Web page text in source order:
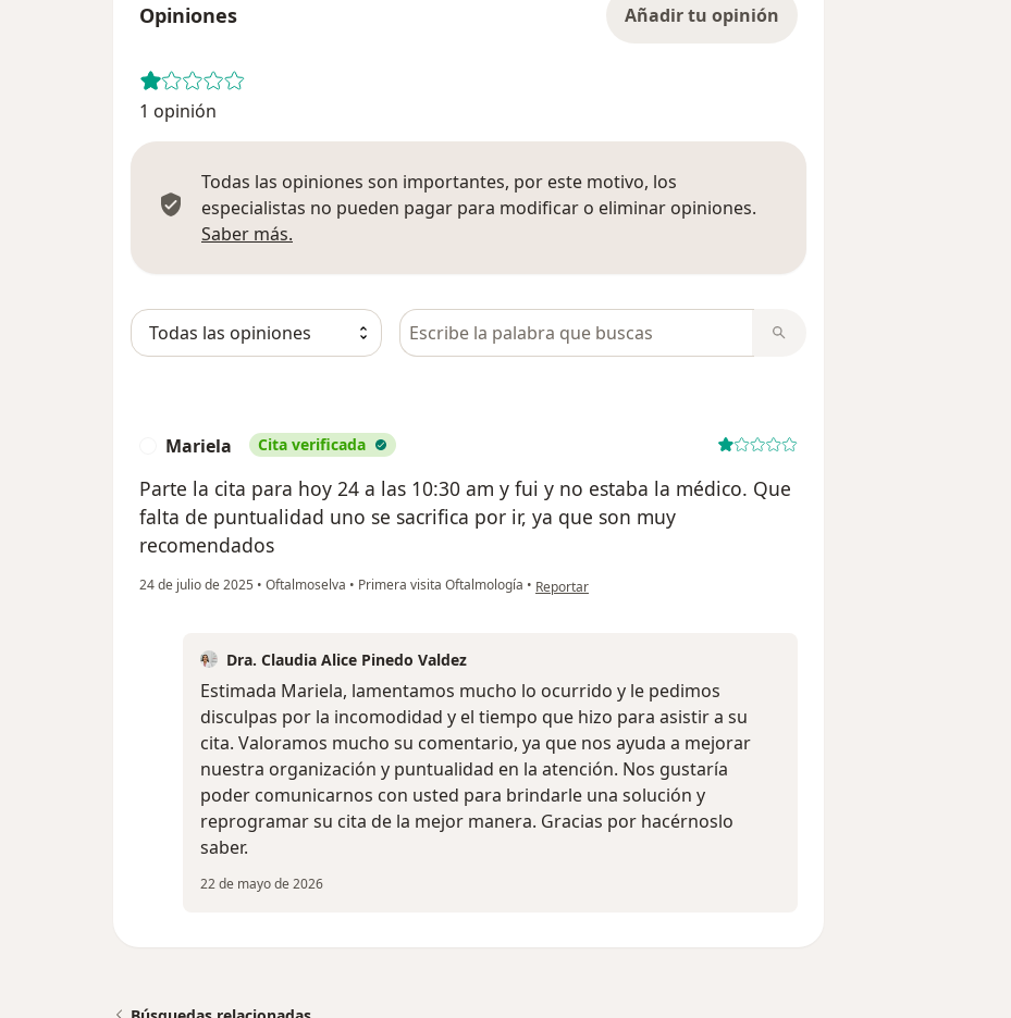
Opiniones Añadir tu opinión
1 opinión
Todas las opiniones son importantes, por este motivo, los
especialistas no pueden pagar para modificar o eliminar opiniones.
Saber más.
Busca en opiniones
Mariela Cita verificada
Parte la cita para hoy 24 a las 10:30 am y fui y no estaba la médico. Que
falta de puntualidad uno se sacrifica por ir, ya que son muy
recomendados
24 de julio de 2025 • Oftalmoselva • Primera visita Oftalmología • en opinión del usuario Mariela
Reportar
Dra. Claudia Alice Pinedo Valdez
Estimada Mariela, lamentamos mucho lo ocurrido y le pedimos
disculpas por la incomodidad y el tiempo que hizo para asistir a su
cita. Valoramos mucho su comentario, ya que nos ayuda a mejorar
nuestra organización y puntualidad en la atención. Nos gustaría
poder comunicarnos con usted para brindarle una solución y
reprogramar su cita de la mejor manera. Gracias por hacérnoslo
saber.
22 de mayo de 2026